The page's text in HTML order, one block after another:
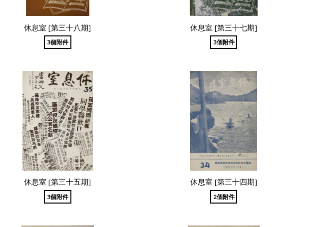
休息室 [第三十八期]
3個附件
休息室 [第三十七期]
3個附件
休息室 [第三十五期]
3個附件
休息室 [第三十四期]
2個附件